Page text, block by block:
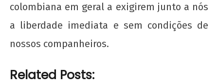
colombiana em geral a exigirem junto a nós
a liberdade imediata e sem condições de
nossos companheiros.
Related Posts: